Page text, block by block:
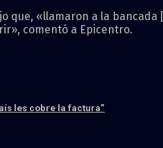
que, «llamaron a la
comentó a Epicentro.
les cobre la factura”